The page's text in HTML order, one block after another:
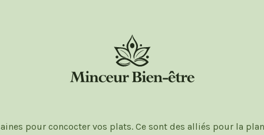
pour concocter vos plats. Ce sont des alliés pour la